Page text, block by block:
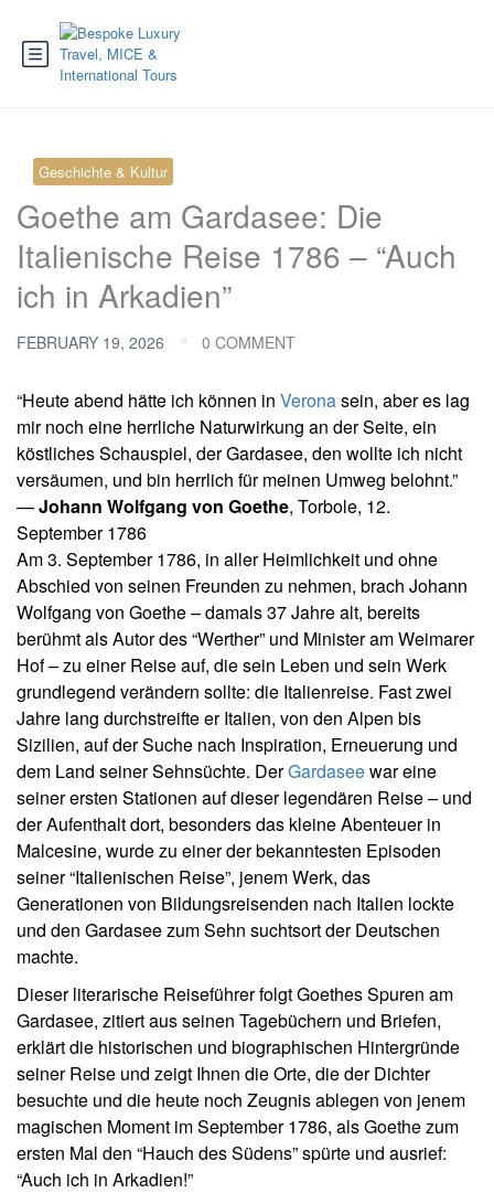
Geschichte & Kultur
Goethe am Gardasee: Die
Italienische Reise 1786 – “Auch
ich in Arkadien”
FEBRUARY 19, 2026 0 COMMENT
“Heute abend hätte ich können in Veronasein, aber es lag
mir noch eine herrliche Naturwirkung an der Seite, ein
köstliches Schauspiel, der Gardasee, den wollte ich nicht
versäumen, und bin herrlich für meinen Umweg belohnt.”
—Johann Wolfgang von Goethe, Torbole, 12.
September 1786
Am 3. September 1786, in aller Heimlichkeit und ohne
Abschied von seinen Freunden zu nehmen, brach Johann
Wolfgang von Goethe – damals 37 Jahre alt, bereits
berühmt als Autor des “Werther” und Minister am Weimarer
Hof – zu einer Reise auf, die sein Leben und sein Werk
grundlegend verändern sollte: die Italienreise. Fast zwei
Jahre lang durchstreifte er Italien, von den Alpen bis
Sizilien, auf der Suche nach Inspiration, Erneuerung und
dem Land seiner Sehnsüchte. DerGardaseewar eine
seiner ersten Stationen auf dieser legendären Reise – und
der Aufenthalt dort, besonders das kleine Abenteuer in
Malcesine, wurde zu einer der bekanntesten Episoden
seiner “Italienischen Reise”, jenem Werk, das
Generationen von Bildungsreisenden nach Italien lockte
und den Gardasee zum Sehn suchtsort der Deutschen
machte.
Dieser literarische Reiseführer folgt Goethes Spuren am
Gardasee, zitiert aus seinen Tagebüchern und Briefen,
erklärt die historischen und biographischen Hintergründe
seiner Reise und zeigt Ihnen die Orte, die der Dichter
besuchte und die heute noch Zeugnis ablegen von jenem
magischen Moment im September 1786, als Goethe zum
ersten Mal den “Hauch des Südens” spürte und ausrief:
“Auch ich in Arkadien!”